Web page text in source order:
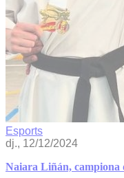
Esports
dj., 12/12/2024
Naiara Liñán, campiona